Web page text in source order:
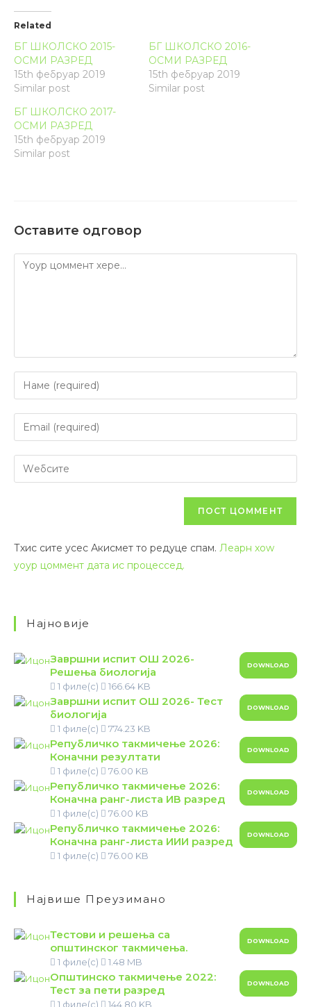
Related
БГ ШКОЛСКО 2015-
ОСМИ РАЗРЕД
15th фебруар 2019
Similar post
БГ ШКОЛСКО 2016-
ОСМИ РАЗРЕД
15th фебруар 2019
Similar post
БГ ШКОЛСКО 2017-
ОСМИ РАЗРЕД
15th фебруар 2019
Similar post
Оставите одговор
Тхис сите усес Акисмет то редуце спам. Леарн хоw
yоур цоммент дата ис процессед.
Најновије
Завршни испит ОШ 2026-
Решења биологија
1 филе(с) 166.64 KB
DOWNLOAD
Завршни испит ОШ 2026- Тест
биологија
1 филе(с) 774.23 KB
DOWNLOAD
Републичко такмичење 2026:
Коначни резултати
1 филе(с) 76.00 KB
DOWNLOAD
Републичко такмичење 2026:
Коначна ранг-листа ИВ разред
1 филе(с) 76.00 KB
DOWNLOAD
Републичко такмичење 2026:
Коначна ранг-листа ИИИ разред
1 филе(с) 76.00 KB
DOWNLOAD
Највише Преузимано
Тестови и решења са
општинског такмичења.
1 филе(с) 1.48 MB
DOWNLOAD
Општинско такмичење 2022:
Тест за пети разред
1 филе(с) 144.80 KB
DOWNLOAD